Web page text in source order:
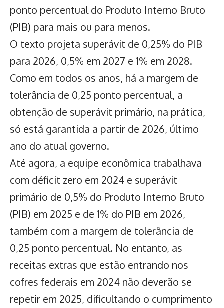
ponto percentual do Produto Interno Bruto
(PIB) para mais ou para menos.
O texto projeta superávit de 0,25% do PIB
para 2026, 0,5% em 2027 e 1% em 2028.
Como em todos os anos, há a margem de
tolerância de 0,25 ponto percentual, a
obtenção de superávit primário, na prática,
só está garantida a partir de 2026, último
ano do atual governo.
Até agora, a equipe econômica trabalhava
com déficit zero em 2024 e superávit
primário de 0,5% do Produto Interno Bruto
(PIB) em 2025 e de 1% do PIB em 2026,
também com a margem de tolerância de
0,25 ponto percentual. No entanto, as
receitas extras que estão entrando nos
cofres federais em 2024 não deverão se
repetir em 2025, dificultando o cumprimento